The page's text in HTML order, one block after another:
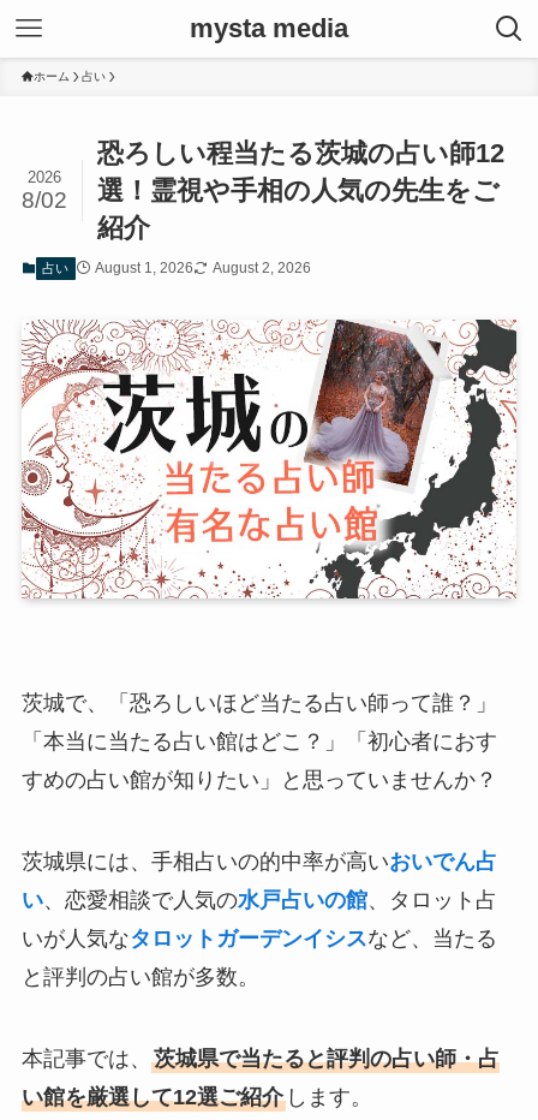
mysta media
ホーム 占い
恐ろしい程当たる茨城の占い師12
選！霊視や手相の人気の先生をご
紹介
2026
8/02
占い August 1, 2026 August 2, 2026
茨城で、「恐ろしいほど当たる占い師って誰？」
「本当に当たる占い館はどこ？」「初心者におす
すめの占い館が知りたい」と思っていませんか？
茨城県には、手相占いの的中率が高いおいでん占
い、恋愛相談で人気の水戸占いの館、タロット占
いが人気なタロットガーデンイシスなど、当たる
と評判の占い館が多数。
本記事では、 茨城県で当たると評判の占い師・占
い館を厳選して12選ご紹介します。